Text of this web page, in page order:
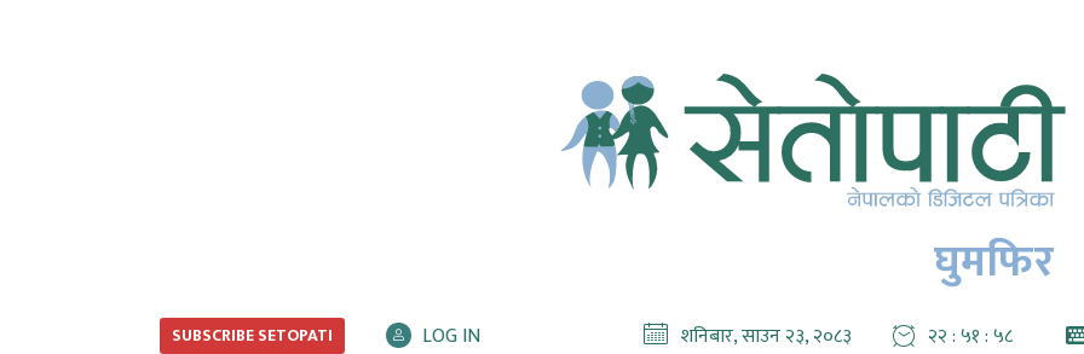
घुमफिर
SUBSCRIBE SETOPATI LOG IN शनिबार, साउन २३, २०८३ २२ : ५१ : ५९